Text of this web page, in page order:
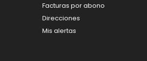
Facturas por abono
Direcciones
Mis alertas